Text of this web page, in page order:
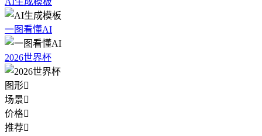
一图看懂AI
2026世界杯
图形
场景
价格
推荐